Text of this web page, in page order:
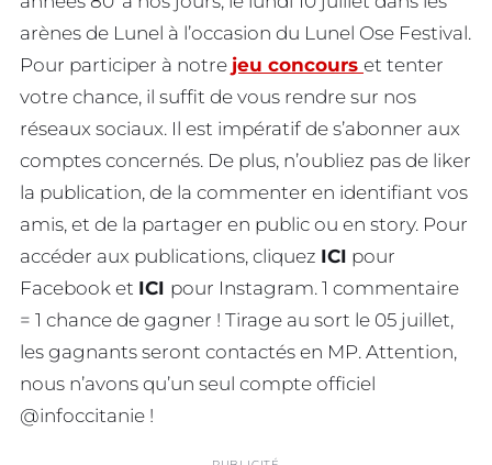
arènes de Lunel à l’occasion du Lunel Ose Festival.
Pour participer à notre jeu concours et tenter
votre chance, il suffit de vous rendre sur nos
réseaux sociaux. Il est impératif de s’abonner aux
comptes concernés. De plus, n’oubliez pas de liker
la publication, de la commenter en identifiant vos
amis, et de la partager en public ou en story. Pour
accéder aux publications, cliquez ICI pour
Facebook et ICI pour Instagram. 1 commentaire
= 1 chance de gagner ! Tirage au sort le 05 juillet,
les gagnants seront contactés en MP. Attention,
nous n’avons qu’un seul compte officiel
@infoccitanie !